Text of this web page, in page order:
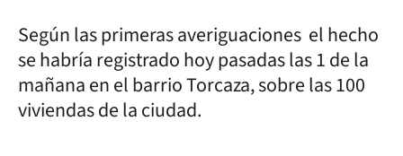
Según las primeras averiguaciones el hecho
se habría registrado hoy pasadas las 1 de la
mañana en el barrio Torcaza, sobre las 100
viviendas de la ciudad.